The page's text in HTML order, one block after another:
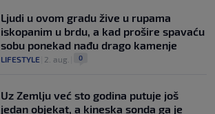
Ljudi u ovom gradu žive u rupama
iskopanim u brdu, a kad prošire spavaću
sobu ponekad nađu drago kamenje
LIFESTYLE 2. aug. 0
Uz Zemlju već sto godina putuje još
jedan objekat, a kineska sonda ga je